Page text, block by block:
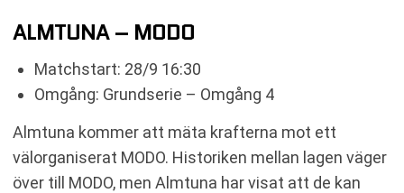
ALMTUNA – MODO
Matchstart: 28/9 16:30
Omgång: Grundserie – Omgång 4
Almtuna kommer att mäta krafterna mot ett
välorganiserat MODO. Historiken mellan lagen väger
över till MODO, men Almtuna har visat att de kan